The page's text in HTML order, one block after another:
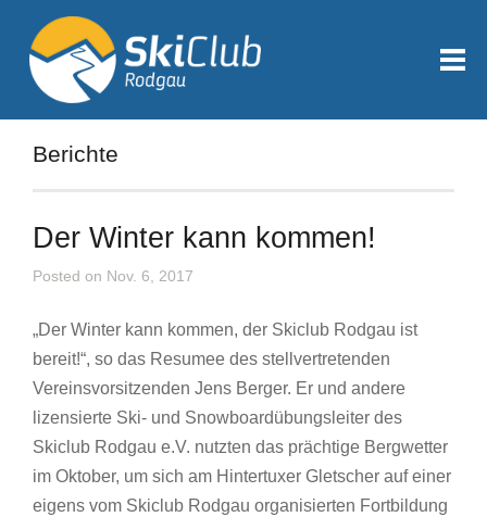
Berichte
Der Winter kann kommen!
Posted on Nov. 6, 2017
„Der Winter kann kommen, der Skiclub Rodgau ist
bereit!“, so das Resumee des stellvertretenden
Vereinsvorsitzenden Jens Berger. Er und andere
lizensierte Ski- und Snowboardübungsleiter des
Skiclub Rodgau e.V. nutzten das prächtige Bergwetter
im Oktober, um sich am Hintertuxer Gletscher auf einer
eigens vom Skiclub Rodgau organisierten Fortbildung